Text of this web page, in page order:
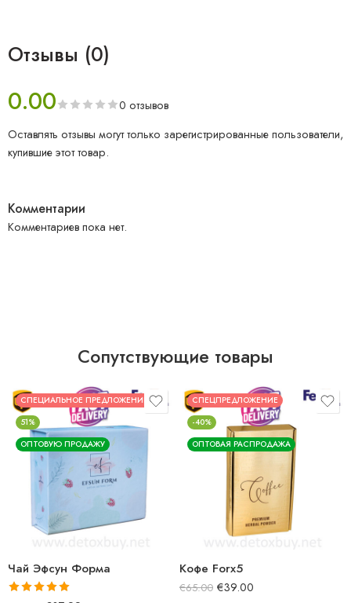
Отзывы (0)
0.00
0 отзывов
Оставлять отзывы могут только зарегистрированные пользователи,
купившие этот товар.
Комментарии
Комментариев пока нет.
Сопутствующие товары
СПЕЦИАЛЬНОЕ ПРЕДЛОЖЕНИЕ
51%
ОПТОВУЮ ПРОДАЖУ
Чай Эфсун Форма
СПЕЦПРЕДЛОЖЕНИЕ
-40%
ОПТОВАЯ РАСПРОДАЖА
Кофе Forx5
€65.00 €39.00